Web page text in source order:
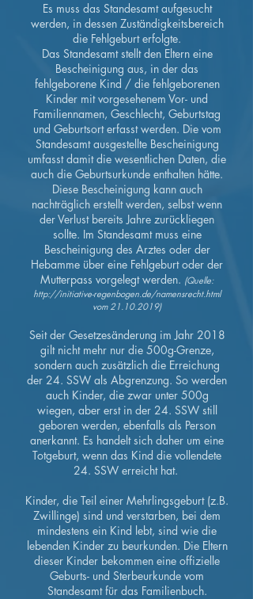
Es muss das Standesamt aufgesucht
werden, in dessen Zuständigkeitsbereich
die Fehlgeburt erfolgte.
Das Standesamt stellt den Eltern eine
Bescheinigung aus, in der das
fehlgeborene Kind / die fehlgeborenen
Kinder mit vorgesehenem Vor- und
Familiennamen, Geschlecht, Geburtstag
und Geburtsort erfasst werden. Die vom
Standesamt ausgestellte Bescheinigung
umfasst damit die wesentlichen Daten, die
auch die Geburtsurkunde enthalten hätte.
Diese Bescheinigung kann auch
nachträglich erstellt werden, selbst wenn
der Verlust bereits Jahre zurückliegen
sollte. Im Standesamt muss eine
Bescheinigung des Arztes oder der
Hebamme über eine Fehlgeburt oder der
Mutterpass vorgelegt werden. (Quelle:
http://initiative-regenbogen.de/namensrecht.html
vom 21.10.2019)
Seit der Gesetzesänderung im Jahr 2018
gilt nicht mehr nur die 500g-Grenze,
sondern auch zusätzlich die Erreichung
der 24. SSW als Abgrenzung. So werden
auch Kinder, die zwar unter 500g
wiegen, aber erst in der 24. SSW still
geboren werden, ebenfalls als Person
anerkannt. Es handelt sich daher um eine
Totgeburt, wenn das Kind die vollendete
24. SSW erreicht hat.
Kinder, die Teil einer Mehrlingsgeburt (z.B.
Zwillinge) sind und verstarben, bei dem
mindestens ein Kind lebt, sind wie die
lebenden Kinder zu beurkunden. Die Eltern
dieser Kinder bekommen eine offizielle
Geburts- und Sterbeurkunde vom
Standesamt für das Familienbuch.